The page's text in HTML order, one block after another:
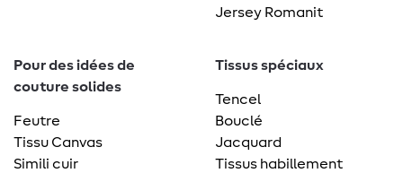
Jersey Romanit
Pour des idées de
couture solides
Feutre
Tissu Canvas
Simili cuir
Tissus spéciaux
Tencel
Bouclé
Jacquard
Tissus habillement